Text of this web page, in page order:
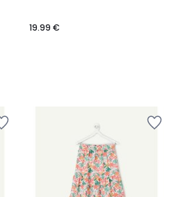
19.99 €